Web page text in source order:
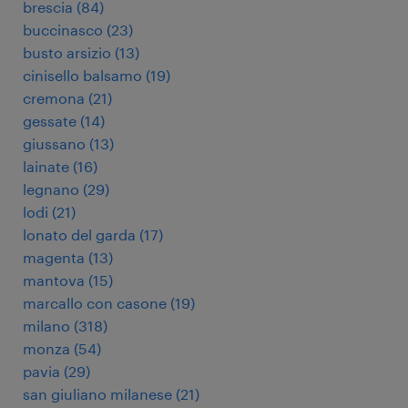
brescia (84)
buccinasco (23)
busto arsizio (13)
cinisello balsamo (19)
cremona (21)
gessate (14)
giussano (13)
lainate (16)
legnano (29)
lodi (21)
lonato del garda (17)
magenta (13)
mantova (15)
marcallo con casone (19)
milano (318)
monza (54)
pavia (29)
san giuliano milanese (21)